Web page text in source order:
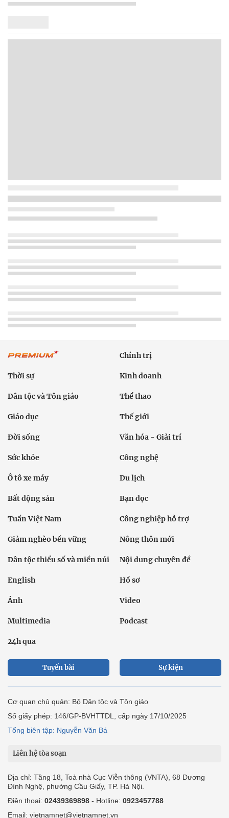
Chính trị
Thời sự Kinh doanh
Dân tộc và Tôn giáo Thể thao
Giáo dục Thế giới
Đời sống Văn hóa - Giải trí
Sức khỏe Công nghệ
Ô tô xe máy Du lịch
Bất động sản Bạn đọc
Tuần Việt Nam Công nghiệp hỗ trợ
Giảm nghèo bền vững Nông thôn mới
Dân tộc thiểu số và miền núi Nội dung chuyên đề
English Hồ sơ
Ảnh Video
Multimedia Podcast
24h qua
Tuyến bài Sự kiện
Cơ quan chủ quản: Bộ Dân tộc và Tôn giáo
Số giấy phép: 146/GP-BVHTTDL, cấp ngày 17/10/2025
Tổng biên tập: Nguyễn Văn Bá
Liên hệ tòa soạn
Địa chỉ: Tầng 18, Toà nhà Cục Viễn thông (VNTA), 68 Dương
Đình Nghệ, phường Cầu Giấy, TP. Hà Nội.
Điện thoại: 02439369898 - Hotline: 0923457788
Email: vietnamnet@vietnamnet.vn